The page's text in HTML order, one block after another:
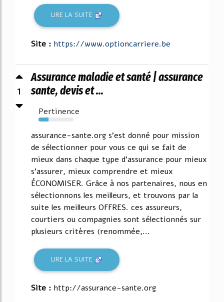
LIRE LA SUITE
Site : https://www.optioncarriere.be
1
Assurance maladie et santé | assurance
sante, devis et ...
Pertinence
29%
assurance-sante.org s'est donné pour mission
de sélectionner pour vous ce qui se fait de
mieux dans chaque type d'assurance pour mieux
s'assurer, mieux comprendre et mieux
ÉCONOMISER. Grâce à nos partenaires, nous en
sélectionnons les meilleurs, et trouvons par la
suite les meilleurs OFFRES. ces assureurs,
courtiers ou compagnies sont sélectionnés sur
plusieurs critères (renommée,...
LIRE LA SUITE
Site : http://assurance-sante.org